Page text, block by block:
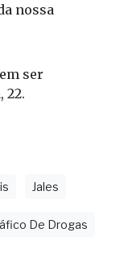
nossa
ser
22.
Jales
De Drogas